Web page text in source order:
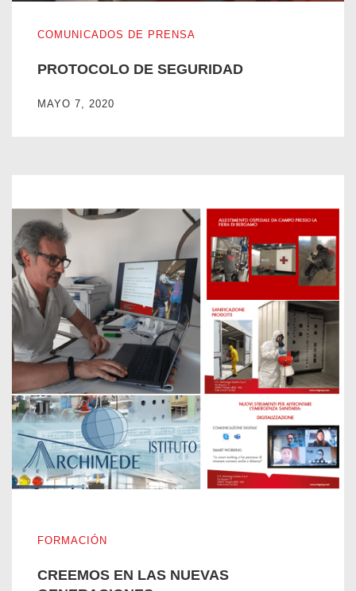
COMUNICADOS DE PRENSA
PROTOCOLO DE SEGURIDAD
MAYO 7, 2020
FORMACIÓN
CREEMOS EN LAS NUEVAS